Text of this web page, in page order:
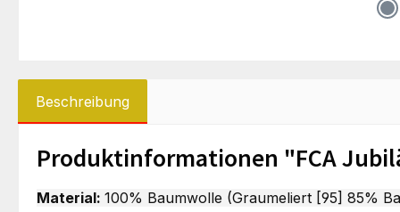
Beschreibung
Produktinformationen "FCA
Material: 100% Baumwolle (Graumeliert [95] 85%